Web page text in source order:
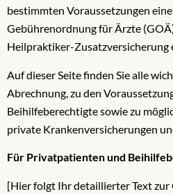
bestimmten Voraussetzungen
Gebührenordnung für Ärzte
Heilpraktiker-Zusatzversicherung
Auf dieser Seite finden Sie alle
Abrechnung, zu den
Beihilfeberechtigte sowie zu
private Krankenversicherungen
Für Privatpatienten und
[Hier folgt Ihr detaillierter Text